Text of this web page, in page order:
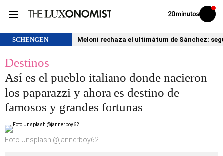
Volver
Iniciar
sesión
SCHENGEN Meloni rechaza el ultimátum de Sánchez:
Destinos
Así es el pueblo italiano donde nacieron
los paparazzi y ahora es destino de
famosos y grandes fortunas
Foto Unsplash @jannerboy62